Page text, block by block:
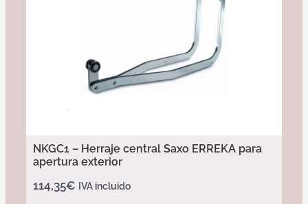
NKGC1 – Herraje central Saxo ERREKA para
apertura exterior
114,35€ IVA incluido